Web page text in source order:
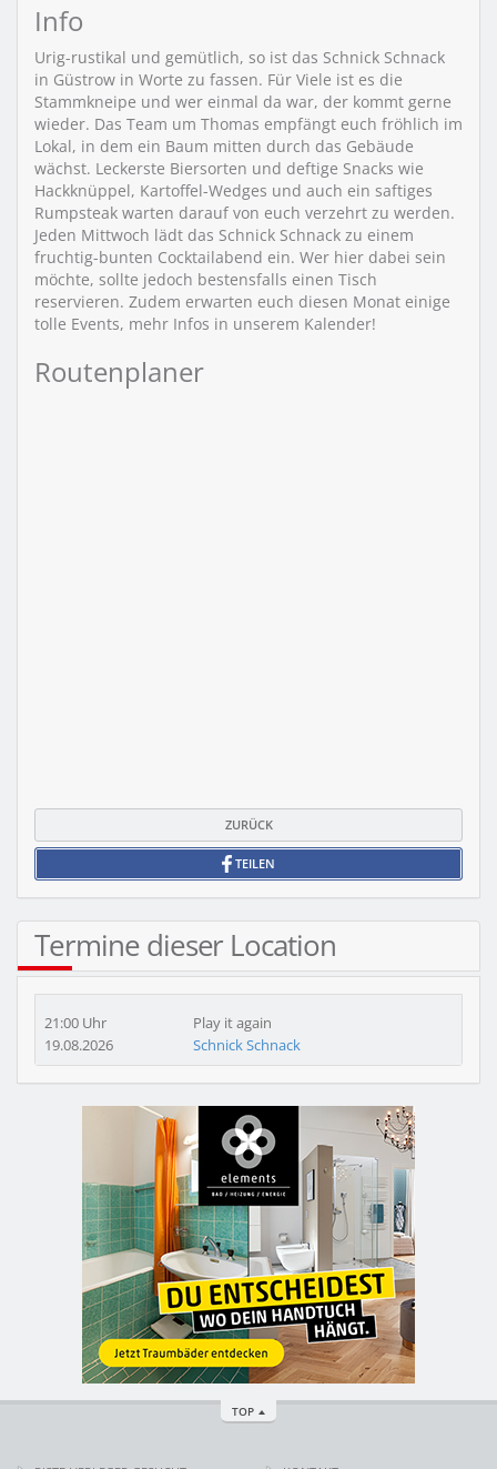
Info
Urig-rustikal und gemütlich, so ist das Schnick Schnack
in Güstrow in Worte zu fassen. Für Viele ist es die
Stammkneipe und wer einmal da war, der kommt gerne
wieder. Das Team um Thomas empfängt euch fröhlich im
Lokal, in dem ein Baum mitten durch das Gebäude
wächst. Leckerste Biersorten und deftige Snacks wie
Hackknüppel, Kartoffel-Wedges und auch ein saftiges
Rumpsteak warten darauf von euch verzehrt zu werden.
Jeden Mittwoch lädt das Schnick Schnack zu einem
fruchtig-bunten Cocktailabend ein. Wer hier dabei sein
möchte, sollte jedoch bestensfalls einen Tisch
reservieren. Zudem erwarten euch diesen Monat einige
tolle Events, mehr Infos in unserem Kalender!
Routenplaner
ZURÜCK
TEILEN
Termine dieser Location
21:00 Uhr
19.08.2026
Play it again
Schnick Schnack
TOP